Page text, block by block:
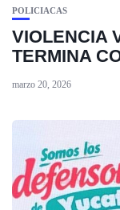
POLICIACAS
VIOLENCIA
TERMINA
marzo 20, 2026